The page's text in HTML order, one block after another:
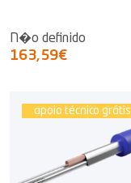
N�o definido
163,59€
apoio técnico grátis